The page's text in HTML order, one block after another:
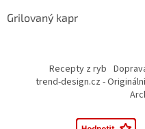
Grilovaný kapr
Recepty z ryb
trend-design.cz -